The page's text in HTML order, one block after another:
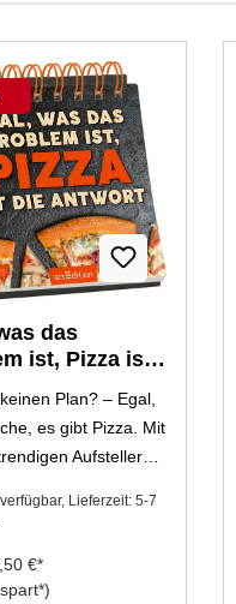
das
ist, Pizza ist
Plan? – Egal,
es gibt Pizza. Mit
Aufsteller
für gute
zu Pizza,
bringt dich immer
Lieferzeit: 5-7
€*